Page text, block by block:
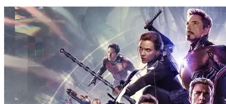
어
벤
스
엔
드
게
이
벤